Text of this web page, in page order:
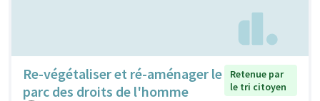
Re-végétaliser et ré-aménager le
parc des droits de l'homme
Retenue par
le tri citoyen